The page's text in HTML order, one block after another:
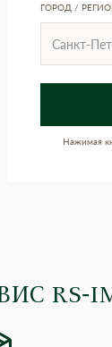
ГОРОД /
Нажимая